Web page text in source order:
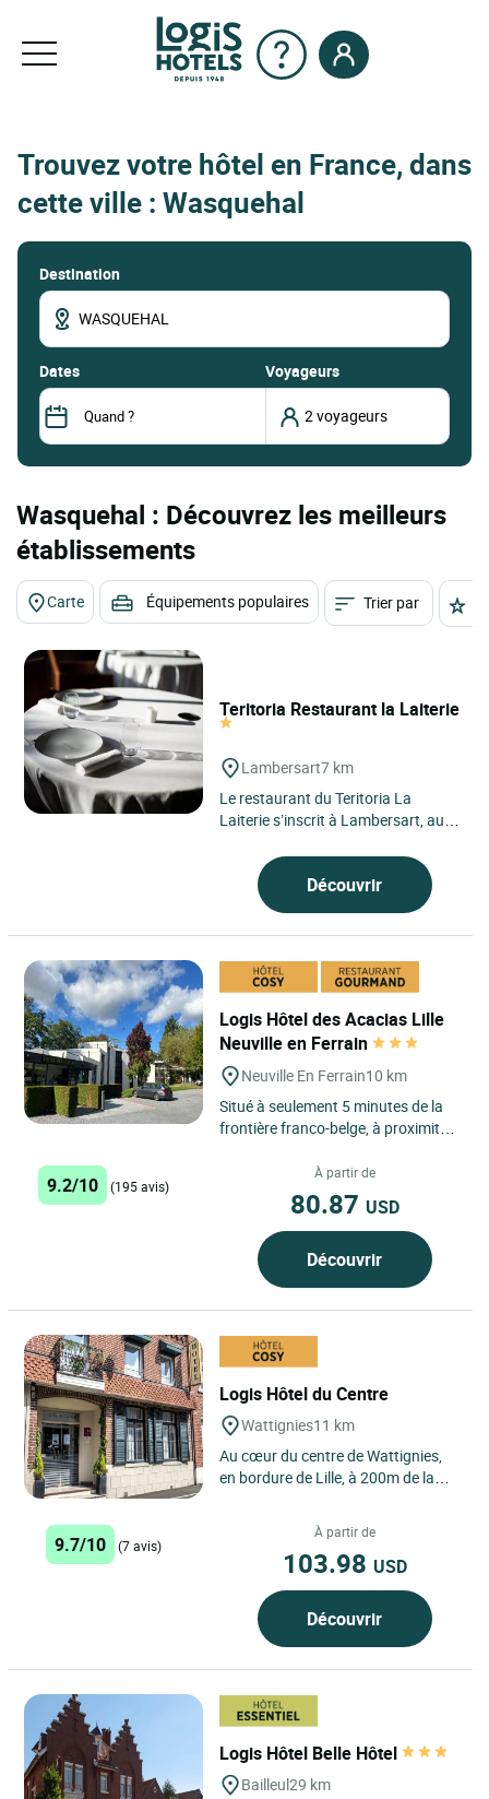
Trouvez votre hôtel en France, dans
cette ville : Wasquehal
Destination
dates Voyageurs
Wasquehal : Découvrez les meilleurs
établissements
Carte Équipements populaires Trier par
Teritoria Restaurant la Laiterie
Lambersart7 km
Le restaurant du Teritoria La
Laiterie s’inscrit à Lambersart, aux
où la ville...
Découvrir
Logis Hôtel des Acacias Lille
Neuville en Ferrain
Neuville En Ferrain10 km
Situé à seulement 5 minutes de la
frontière franco-belge, à proximité
minutes de la...
9.2/10 (195 avis)
À partir de
80.87 USD
Découvrir
Logis Hôtel du Centre
Wattignies11 km
Au cœur du centre de Wattignies,
en bordure de Lille, à 200m de la
de maître des chambres...
9.7/10 (7 avis)
À partir de
103.98 USD
Découvrir
Logis Hôtel Belle Hôtel
Bailleul29 km